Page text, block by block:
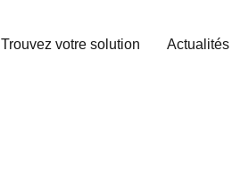
Trouvez votre solution Actualités